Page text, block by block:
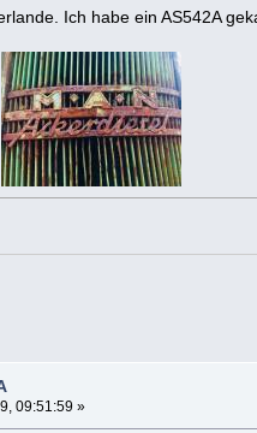
Ich habe ein AS542A
09:51:59 »